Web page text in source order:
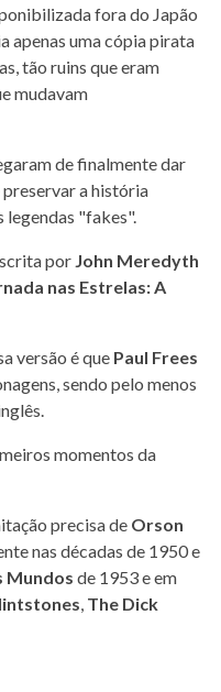
fora do Japão
apenas uma cópia pirata
tão ruins que eram
mudavam
de finalmente dar
a história
legendas "fakes".
por John Meredyth
nas Estrelas: A
versão é que Paul Frees
sendo pelo menos
momentos da
precisa de Orson
nas décadas de 1950 e
Mundos de 1953 e em
, The Dick